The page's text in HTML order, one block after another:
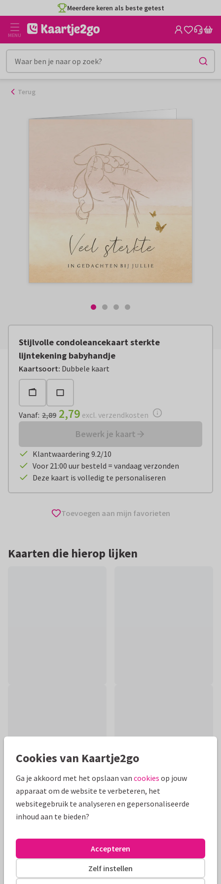
naar
inhoud
Meerdere keren als beste getest
MENU
Terug
Stijlvolle condoleancekaart sterkte
lijntekening babyhandje
Kaartsoort: Dubbele kaart
Vanaf:€ 2,79 excl. verzendkosten
Vanaf: 2,89 2,79 excl. verzendkosten
Bewerk je kaart
Klantwaardering 9.2/10
Voor 21:00 uur besteld = vandaag verzonden
Deze kaart is volledig te personaliseren
Toevoegen aan mijn favorieten
Kaarten die hierop lijken
Productinformatie
Stijlvolle kaart om veel sterkte te wensen met dit grote
verlies. Lijnillustratie van babyhandje op zacht watercolor
peach en goudlook vlindertjes.
Cookies van Kaartje2go
Ga je akkoord met het opslaan van cookies op jouw
apparaat om de website te verbeteren, het
websitegebruik te analyseren en gepersonaliseerde
inhoud aan te bieden?
Zelf instellen
Accepteren